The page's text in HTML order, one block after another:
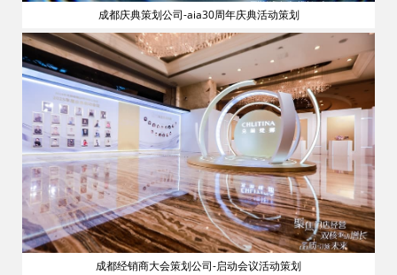
成都庆典策划公司-aia30周年庆典活动策划
成都经销商大会策划公司-启动会议活动策划